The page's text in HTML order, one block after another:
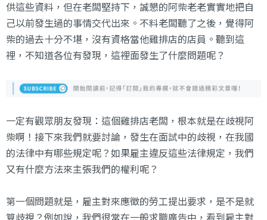
供這些資料，但在老闆堅持下，誠懇的阿柴老老實實地把自
己以前發生過的事情交代出來。不料老闆聽了之後，覺得阿
柴的過去十分不堪，沒有資格當他雞排店的店員。聽到這
裡，不知道各位有發現，這裡面發生了什麼問題呢？
一定有觀眾朋友發現：這個雞排店老闆，根本就是在歧視阿
柴啊！接下來我們就要討論，發生在面試中的歧視，在我國
的法律中有哪些規定呢？如果雇主違反這些法律規定，我們
又有什麼方法來主張我們的權利呢？
第一個問題就是，雇主對來應徵的勞工提出要求，是不是就